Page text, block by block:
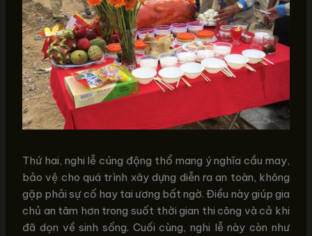
Thứ hai, nghi lễ cúng động thổ mang ý nghĩa cầu may,
bảo vệ cho quá trình xây dựng diễn ra an toàn, không
gặp phải sự cố hay tai ương bất ngờ. Điều này giúp gia
chủ an tâm hơn trong suốt thời gian thi công và cả khi
đã dọn về sinh sống. Cuối cùng, nghi lễ này còn như